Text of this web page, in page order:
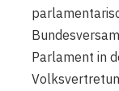
Parlament in